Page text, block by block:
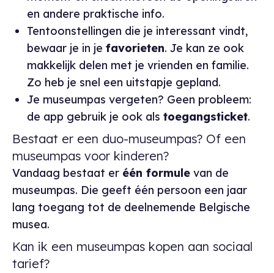
en andere praktische info.
Tentoonstellingen die je interessant vindt,
bewaar je in je favorieten. Je kan ze ook
makkelijk delen met je vrienden en familie.
Zo heb je snel een uitstapje gepland.
Je museumpas vergeten? Geen probleem:
de app gebruik je ook als toegangsticket.
Bestaat er een duo-museumpas? Of een
museumpas voor kinderen?
Vandaag bestaat er één formule van de
museumpas. Die geeft één persoon een jaar
lang toegang tot de deelnemende Belgische
musea.
Kan ik een museumpas kopen aan sociaal
tarief?